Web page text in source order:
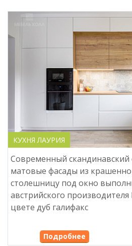
КУХНЯ ЛАУРИЯ
Современный скандинавский
матовые фасады из
столешницу под окно
австрийского
цвете дуб галифакс
Подробнее